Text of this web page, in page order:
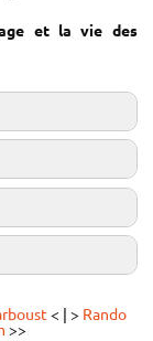
et la vie des
< | > Rando
>>